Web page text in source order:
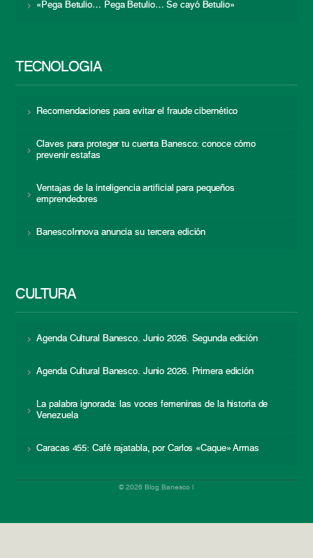
«Pega Betulio… Pega Betulio… Se cayó Betulio»
TECNOLOGÍA
Recomendaciones para evitar el fraude cibernético
Claves para proteger tu cuenta Banesco: conoce cómo
prevenir estafas
Ventajas de la inteligencia artificial para pequeños
emprendedores
BanescoInnova anuncia su tercera edición
CULTURA
Agenda Cultural Banesco. Junio 2026. Segunda edición
Agenda Cultural Banesco. Junio 2026. Primera edición
La palabra ignorada: las voces femeninas de la historia de
Venezuela
Caracas 455: Café rajatabla, por Carlos «Caque» Armas
© 2026 Blog Banesco |